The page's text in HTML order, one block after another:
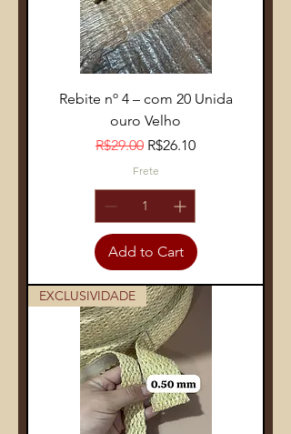
Rebite nº 4 – com 20 Unida
ouro Velho
Regular Price
R$29.00 Sale Price
R$26.10
Frete
Add to Cart
EXCLUSIVIDADE